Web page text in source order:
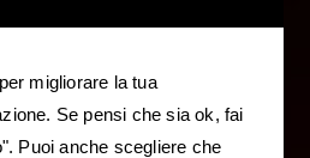
migliorare la tua
Se pensi che sia ok, fai
Puoi anche scegliere che